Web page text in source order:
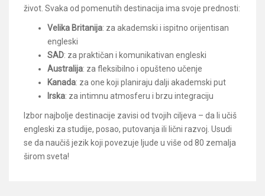
život. Svaka od pomenutih destinacija ima svoje prednosti:
Velika Britanija: za akademski i ispitno orijentisan
engleski
SAD: za praktičan i komunikativan engleski
Australija: za fleksibilno i opušteno učenje
Kanada: za one koji planiraju dalji akademski put
Irska: za intimnu atmosferu i brzu integraciju
Izbor najbolje destinacije zavisi od tvojih ciljeva – da li učiš
engleski za studije, posao, putovanja ili lični razvoj. Usudi
se da naučiš jezik koji povezuje ljude u više od 80 zemalja
širom sveta!